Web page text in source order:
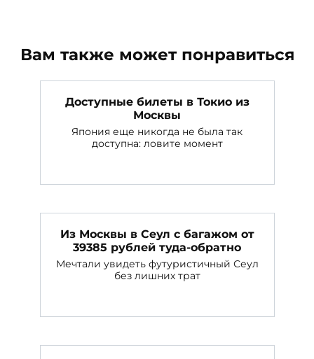
Вам также может понравиться
Доступные билеты в Токио из
Москвы
Япония еще никогда не была так
доступна: ловите момент
Из Москвы в Сеул с багажом от
39385 рублей туда-обратно
Мечтали увидеть футуристичный Сеул
без лишних трат